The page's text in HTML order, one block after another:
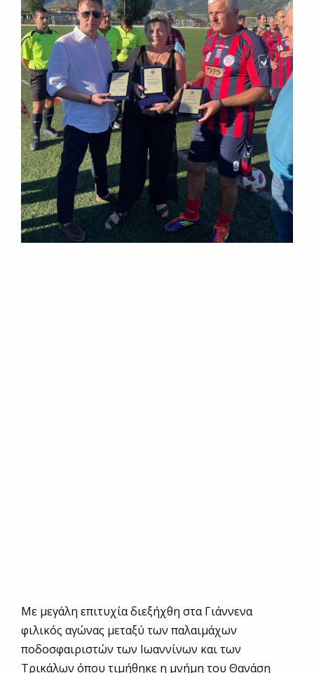
Με μεγάλη επιτυχία διεξήχθη στα Γιάννενα
φιλικός αγώνας μεταξύ των παλαιμάχων
ποδοσφαιριστών των Ιωαννίνων και των
Τρικάλων όπου τιμήθηκε η μνήμη του Θανάση